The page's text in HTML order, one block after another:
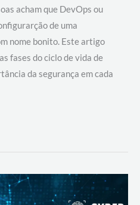
acham que DevOps ou
de uma
nome bonito. Este artigo
fases do ciclo de vida de
da segurança em cada